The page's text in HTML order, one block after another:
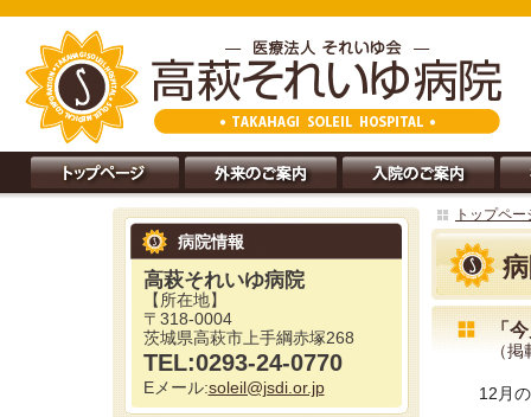
病院情報
高萩それいゆ病院
【所在地】
〒318-0004
茨城県高萩市上手綱赤塚268
TEL:0293-24-0770
Eメール:soleil@jsdi.or.jp
トップペー
「
（
12月